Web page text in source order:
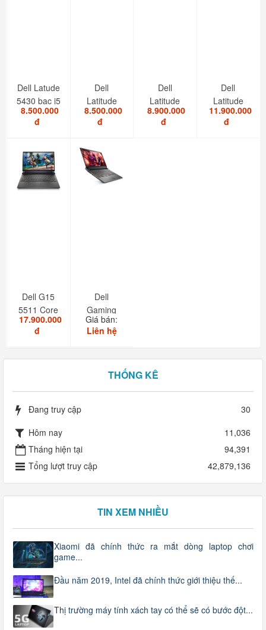
Dell Latude
5430 bạc i5
1235U/8GB/SSD...
8.500.000
đ
Dell
Latitude
5420 i7
1185G7/RAM
8.500.000
đ
Dell
Latitude
5520 I5
1145G7/RAM
8.900.000
đ
Dell
Latitude
7420 i7
2in1 touch
11.900.000
đ
Dell G15
5511 Core
i7 11850H
RAM
17.900.000
đ
Dell
Gaming
G15-5511
Giá bán:
Liên hệ
THỐNG KÊ
Đang truy cập
30
Hôm nay
11,036
Tháng hiện tại
94,391
Tổng lượt truy cập
42,879,136
TIN XEM NHIỀU
Xiaomi đã chính thức ra mắt dòng laptop chơi
game...
Đầu năm 2019, Intel đã chính thức giới thiệu thế...
Thị trường máy tính xách tay có thể sẽ có bước đột...